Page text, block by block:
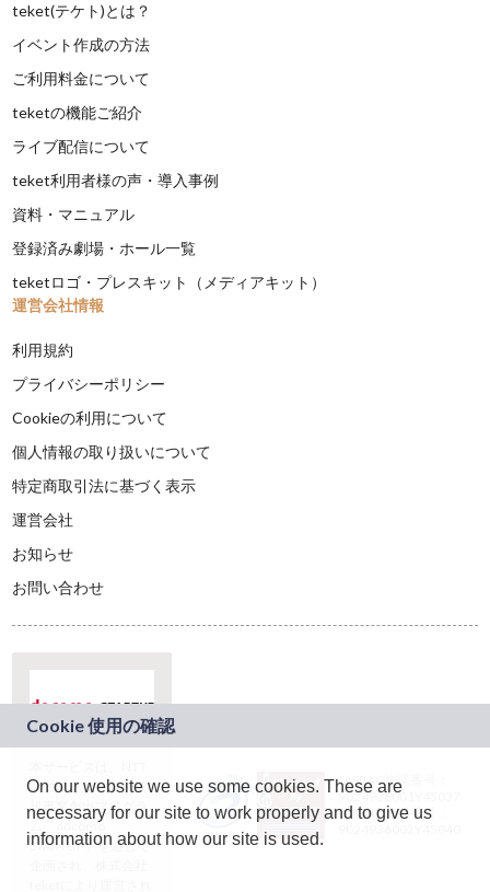
teket(テケト)とは？
イベント作成の方法
ご利用料金について
teketの機能ご紹介
ライブ配信について
teket利用者様の声・導入事例
資料・マニュアル
登録済み劇場・ホール一覧
teketロゴ・プレスキット（メディアキット）
運営会社情報
利用規約
プライバシーポリシー
Cookieの利用について
個人情報の取り扱いについて
特定商取引法に基づく表示
運営会社
お知らせ
お問い合わせ
ドコモグループの新
規事業創出プログラ
ム「docomo
STARTUP」を通じて
JASRAC許諾番号：
9024936001Y45037
JASRAC許諾番号：
On our website we use some cookies. These are
necessary for our site to work properly and to give us
information about how our site is used.